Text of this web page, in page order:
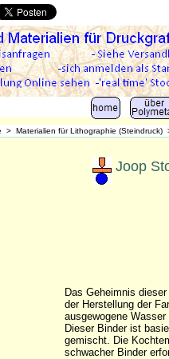
> Materialien für Lithographie (Steindruck)
Joop
Das Geheimnis
der Herstellung der
ausgewogene
Dieser Binder ist
gemischt. Die
schwacher Binder